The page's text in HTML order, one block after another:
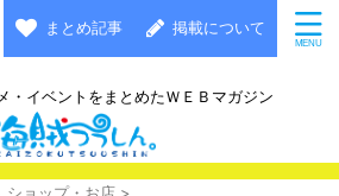
まとめ記事 掲載について
・イベントをまとめたＷＥＢマガジン